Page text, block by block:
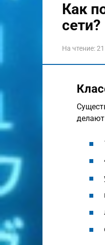
Как
сети?
На чтение:
делают